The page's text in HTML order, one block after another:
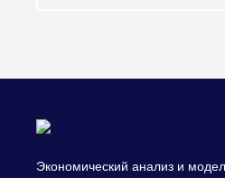
Экономический анализ и